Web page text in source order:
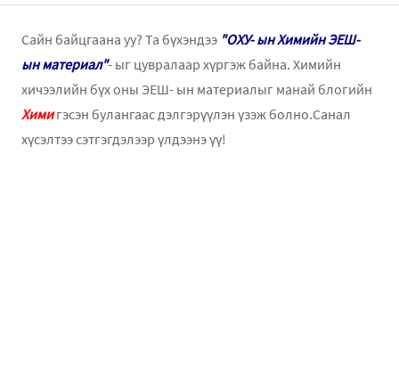
Сайн байцгаана уу? Та бүхэндээ "ОХУ- ын Химийн ЭЕШ-
ын материал"- ыг цувралаар хүргэж байна. Химийн
хичээлийн бүх оны ЭЕШ- ын материалыг манай блогийн
Химигэсэн булангаас дэлгэрүүлэн үзэж болно.Санал
хүсэлтээ сэтгэгдэлээр үлдээнэ үү!